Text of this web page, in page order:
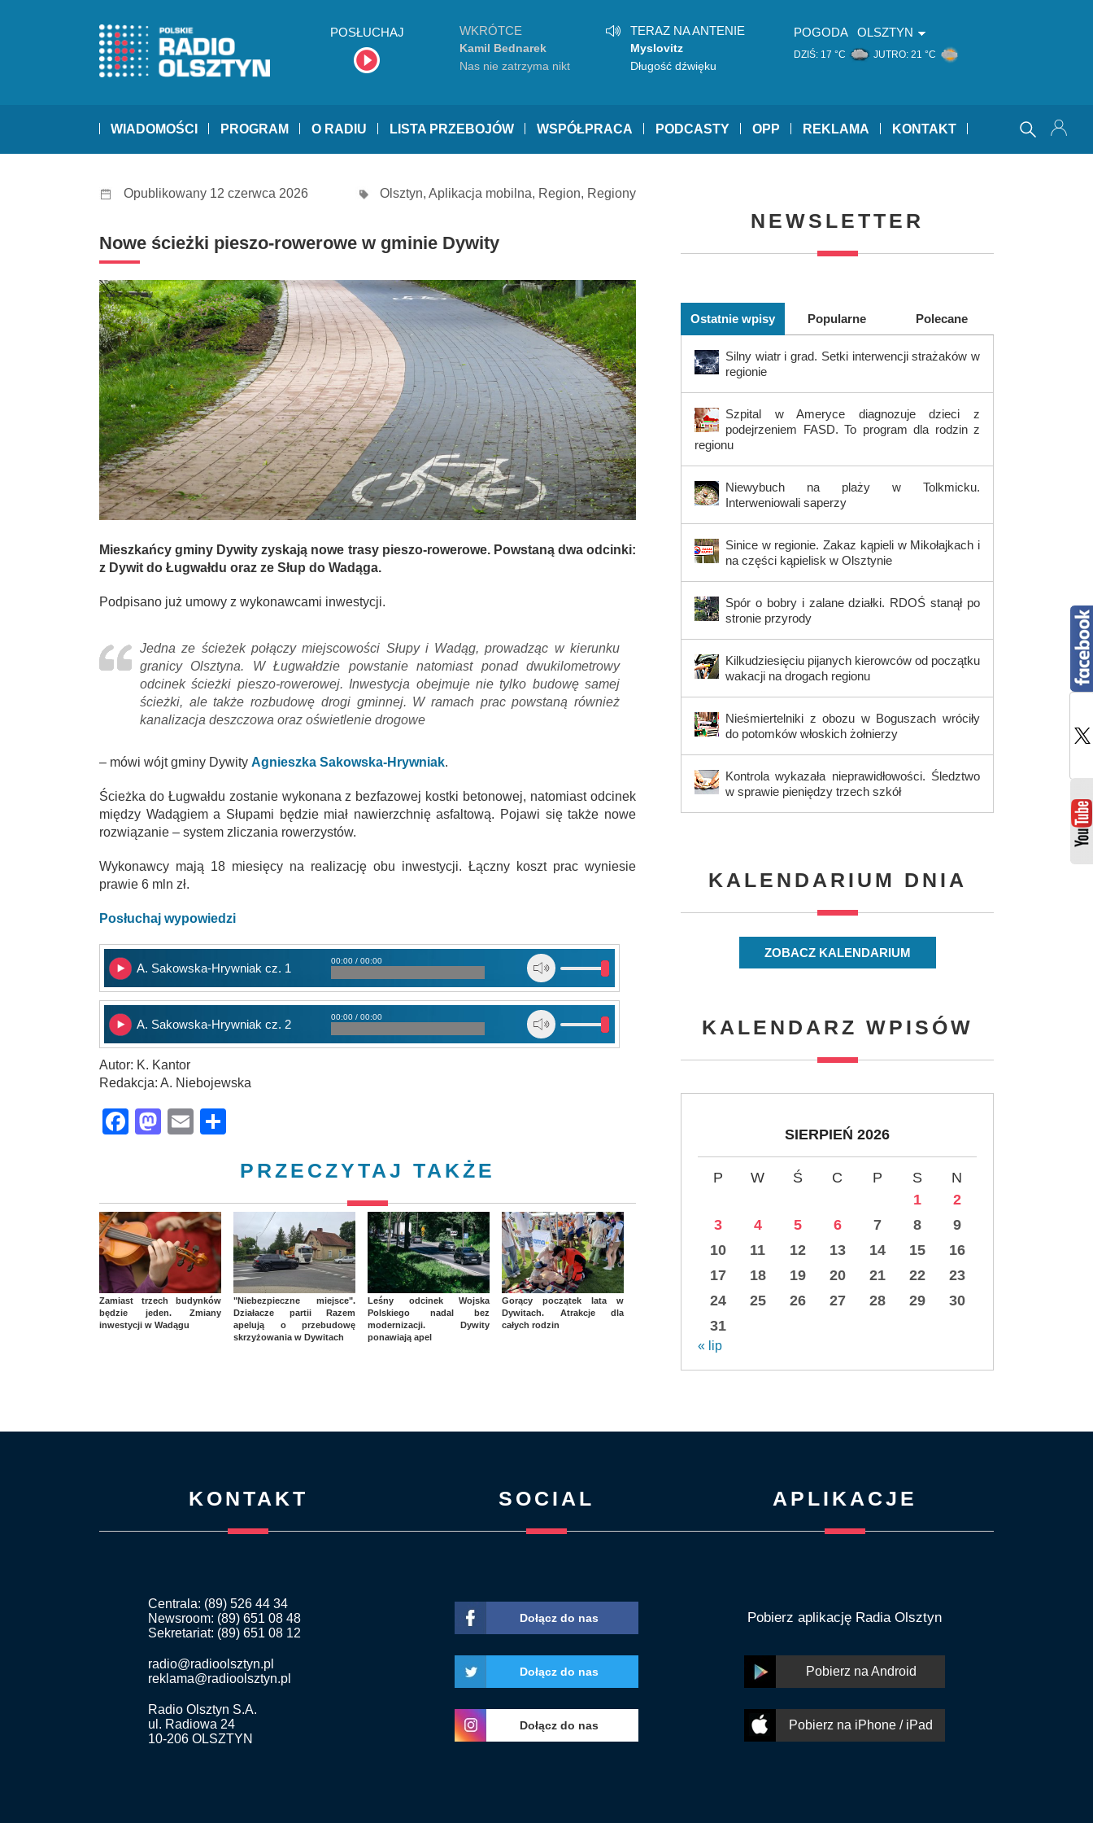
POSŁUCHAJ WKRÓTCE
Kamil Bednarek
Nas nie zatrzyma nikt
TERAZ NA ANTENIE
Myslovitz
Długość dźwięku
POGODA OLSZTYN
DZIŚ: 17 °C JUTRO: 21 °C
WIADOMOŚCI PROGRAM O RADIU LISTA PRZEBOJÓW WSPÓŁPRACA PODCASTY OPP REKLAMA KONTAKT
Opublikowany 12 czerwca 2026 Olsztyn, Aplikacja mobilna, Region, Regiony
Nowe ścieżki pieszo-rowerowe w gminie Dywity
Mieszkańcy gminy Dywity zyskają nowe trasy pieszo-rowerowe. Powstaną dwa odcinki:
z Dywit do Ługwałdu oraz ze Słup do Wadąga.
Podpisano już umowy z wykonawcami inwestycji.
Jedna ze ścieżek połączy miejscowości Słupy i Wadąg, prowadząc w kierunku
granicy Olsztyna. W Ługwałdzie powstanie natomiast ponad dwukilometrowy
odcinek ścieżki pieszo-rowerowej. Inwestycja obejmuje nie tylko budowę samej
ścieżki, ale także rozbudowę drogi gminnej. W ramach prac powstaną również
kanalizacja deszczowa oraz oświetlenie drogowe
– mówi wójt gminy Dywity Agnieszka Sakowska-Hrywniak.
Ścieżka do Ługwałdu zostanie wykonana z bezfazowej kostki betonowej, natomiast odcinek
między Wadągiem a Słupami będzie miał nawierzchnię asfaltową. Pojawi się także nowe
rozwiązanie – system zliczania rowerzystów.
Wykonawcy mają 18 miesięcy na realizację obu inwestycji. Łączny koszt prac wyniesie
prawie 6 mln zł.
Posłuchaj wypowiedzi
A. Sakowska-Hrywniak cz. 1
00:00 / 00:00
A. Sakowska-Hrywniak cz. 2
00:00 / 00:00
Autor: K. Kantor
Redakcja: A. Niebojewska
Facebook
Mastodon
Email
PRZECZYTAJ TAKŻE
Zamiast trzech budynków
będzie jeden. Zmiany
inwestycji w Wadągu
"Niebezpieczne miejsce".
Działacze partii Razem
apelują o przebudowę
skrzyżowania w Dywitach
Leśny odcinek Wojska
Polskiego nadal bez
modernizacji. Dywity
ponawiają apel
Gorący początek lata w
Dywitach. Atrakcje dla
całych rodzin
NEWSLETTER
Ostatnie wpisy Popularne Polecane
Silny wiatr i grad. Setki interwencji strażaków w
regionie
Szpital w Ameryce diagnozuje dzieci z
podejrzeniem FASD. To program dla rodzin z
regionu
Niewybuch na plaży w Tolkmicku.
Interweniowali saperzy
Sinice w regionie. Zakaz kąpieli w Mikołajkach i
na części kąpielisk w Olsztynie
Spór o bobry i zalane działki. RDOŚ stanął po
stronie przyrody
Kilkudziesięciu pijanych kierowców od początku
wakacji na drogach regionu
Nieśmiertelniki z obozu w Boguszach wróciły
do potomków włoskich żołnierzy
Kontrola wykazała nieprawidłowości. Śledztwo
w sprawie pieniędzy trzech szkół
KALENDARIUM DNIA
ZOBACZ KALENDARIUM
KALENDARZ WPISÓW
SIERPIEŃ 2026
P W Ś C P S
N
1
2
3
4 5 6 7 8
9
10
11 12 13 14 15
16
17
18 19 20 21 22
23
24
25 26 27 28 29
30
31
« lip
KONTAKT
Centrala: (89) 526 44 34
Newsroom: (89) 651 08 48
Sekretariat: (89) 651 08 12
radio@radioolsztyn.pl
reklama@radioolsztyn.pl
Radio Olsztyn S.A.
ul. Radiowa 24
10-206 OLSZTYN
SOCIAL
Dołącz do nas
Dołącz do nas
Dołącz do nas
APLIKACJE
Pobierz aplikację Radia Olsztyn
Pobierz na Android
Pobierz na iPhone / iPad